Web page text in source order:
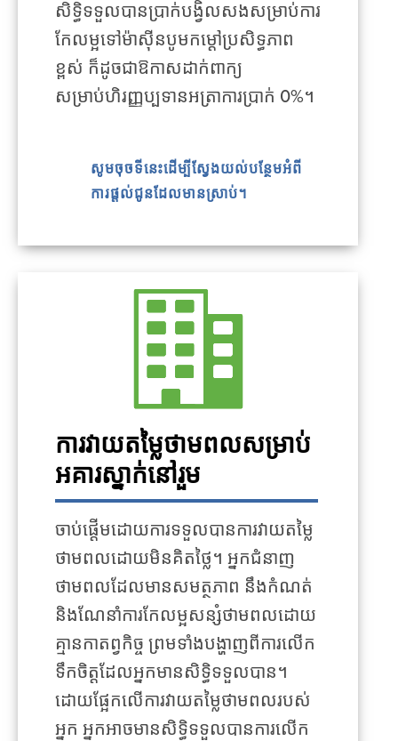
សិទ្ធិទទួលបានប្រាក់បង្វិលសងសម្រាប់ការ
កែលម្អទៅម៉ាស៊ីនបូមកម្ដៅប្រសិទ្ធភាព
ខ្ពស់ ក៏ដូចជាឱកាសដាក់ពាក្យ
សម្រាប់ហិរញ្ញប្បទានអត្រាការប្រាក់ 0%។
សូមចុចទីនេះដើម្បីស្វែងយល់បន្ថែមអំពី
ការផ្តល់ជូនដែលមានស្រាប់។
ការវាយតម្លៃថាមពលសម្រាប់
អគារស្នាក់នៅរួម
ចាប់ផ្តើមដោយការទទួលបានការវាយតម្លៃ
ថាមពលដោយមិនគិតថ្លៃ។ អ្នកជំនាញ
ថាមពលដែលមានសមត្ថភាព នឹងកំណត់
និងណែនាំការកែលម្អសន្សំថាមពលដោយ
គ្មានកាតព្វកិច្ច ព្រមទាំងបង្ហាញពីការលើក
ទឹកចិត្តដែលអ្នកមានសិទ្ធិទទួលបាន។
ដោយផ្អែកលើការវាយតម្លៃថាមពលរបស់
អ្នក អ្នកអាចមានសិទ្ធិទទួលបានការលើក